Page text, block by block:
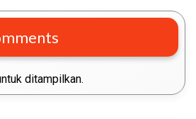
ditampilkan.